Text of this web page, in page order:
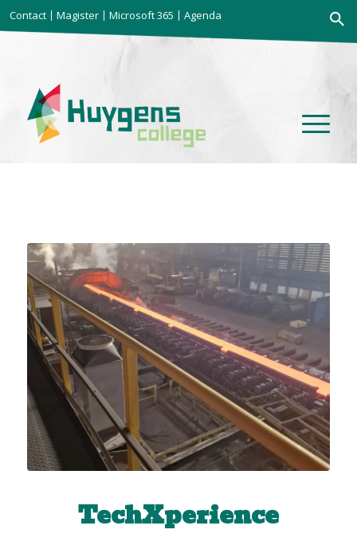
Contact Magister Microsoft 365 Agenda
naar:
TechXperience